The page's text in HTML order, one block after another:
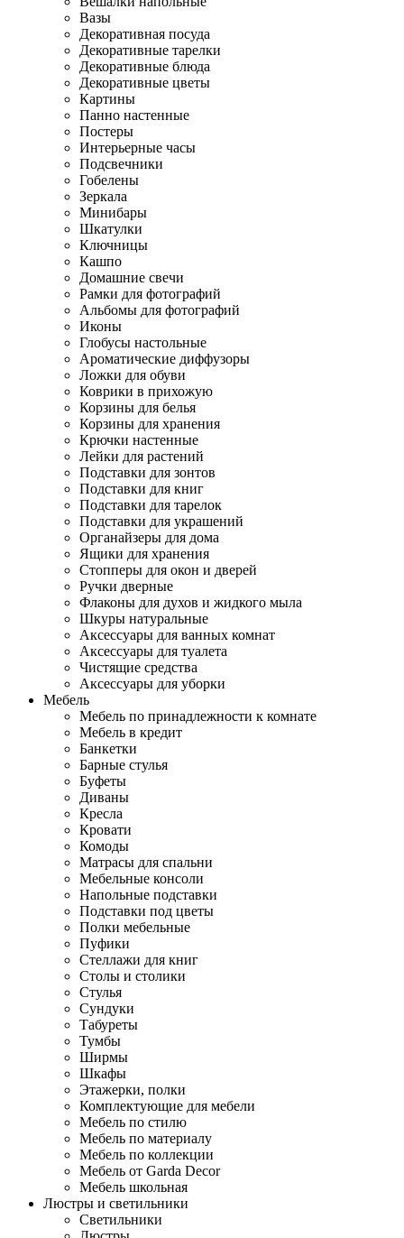
Вазы
Декоративная посуда
Декоративные тарелки
Декоративные блюда
Декоративные цветы
Картины
Панно настенные
Постеры
Интерьерные часы
Подсвечники
Гобелены
Зеркала
Минибары
Шкатулки
Ключницы
Кашпо
Домашние свечи
Рамки для фотографий
Альбомы для фотографий
Иконы
Глобусы настольные
Ароматические диффузоры
Ложки для обуви
Коврики в прихожую
Корзины для белья
Корзины для хранения
Крючки настенные
Лейки для растений
Подставки для зонтов
Подставки для книг
Подставки для тарелок
Подставки для украшений
Органайзеры для дома
Ящики для хранения
Стопперы для окон и дверей
Ручки дверные
Флаконы для духов и жидкого мыла
Шкуры натуральные
Аксессуары для ванных комнат
Аксессуары для туалета
Чистящие средства
Аксессуары для уборки
Мебель
Мебель по принадлежности к комнате
Мебель в кредит
Банкетки
Барные стулья
Буфеты
Диваны
Кресла
Кровати
Комоды
Матрасы для спальни
Мебельные консоли
Напольные подставки
Подставки под цветы
Полки мебельные
Пуфики
Стеллажи для книг
Столы и столики
Стулья
Сундуки
Табуреты
Тумбы
Ширмы
Шкафы
Этажерки, полки
Комплектующие для мебели
Мебель по стилю
Мебель по материалу
Мебель по коллекции
Мебель от Garda Decor
Мебель школьная
Люстры и светильники
Светильники